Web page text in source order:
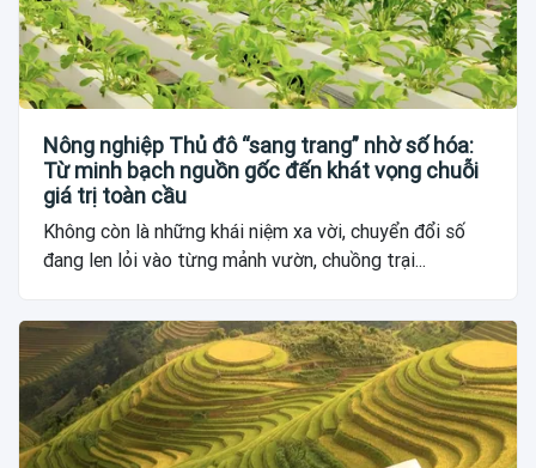
Nông nghiệp Thủ đô “sang trang” nhờ số hóa:
Từ minh bạch nguồn gốc đến khát vọng chuỗi
giá trị toàn cầu
Không còn là những khái niệm xa vời, chuyển đổi số
đang len lỏi vào từng mảnh vườn, chuồng trại...